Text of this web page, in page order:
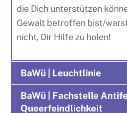
die Dich unterstützen
Gewalt betroffen bist/
nicht, Dir Hilfe zu holen!
BaWü | Leuchtlinie
BaWü | Fachstelle
Queerfeindlichkeit